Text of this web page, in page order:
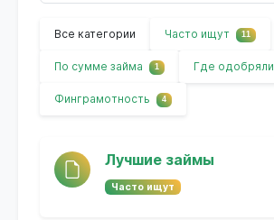
Все категории Часто ищут 11
По сумме займа 1 Где одобряли
Финграмотность 4
Лучшие займы
Часто ищут